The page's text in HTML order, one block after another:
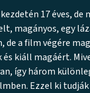
17 éves, de
magányos, egy
de a film végére
kiáll magáért.
így három
Ezzel ki